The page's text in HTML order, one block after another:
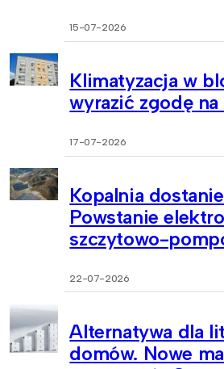
15-07-2026
Klimatyzacja w
wyrazić zgodę
17-07-2026
Kopalnia
Powstanie
szczytowo-
22-07-2026
Alternatywa dla
domów. Nowe